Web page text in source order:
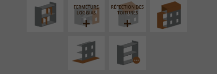
FERMETURE
LOGGIAS
RÉFECTION DES
TOITURES
AMÉNAGEMENT
EXTÉRIEUR
PROCÉDÉ
PARTICULIER